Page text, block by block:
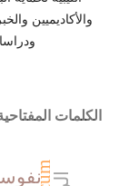
والأكاديميين
الكلمات